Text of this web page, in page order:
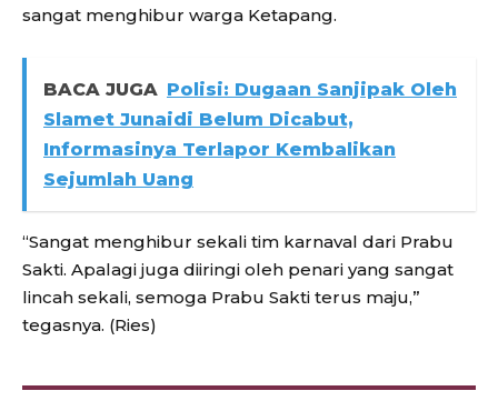
sangat menghibur warga Ketapang.
BACA JUGA Polisi: Dugaan Sanjipak Oleh
Slamet Junaidi Belum Dicabut,
Informasinya Terlapor Kembalikan
Sejumlah Uang
“Sangat menghibur sekali tim karnaval dari Prabu
Sakti. Apalagi juga diiringi oleh penari yang sangat
lincah sekali, semoga Prabu Sakti terus maju,”
tegasnya. (Ries)